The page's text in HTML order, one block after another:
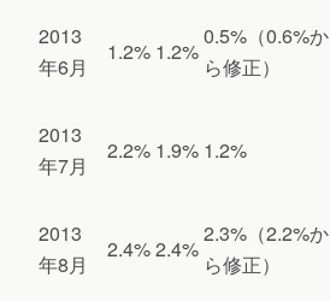
2013
年6月
1.2% 1.2%
0.5%（0.6%か
ら修正）
2013
年7月
2.2% 1.9% 1.2%
2013
年8月
2.4%2.4%
2.3%（2.2%か
ら修正）